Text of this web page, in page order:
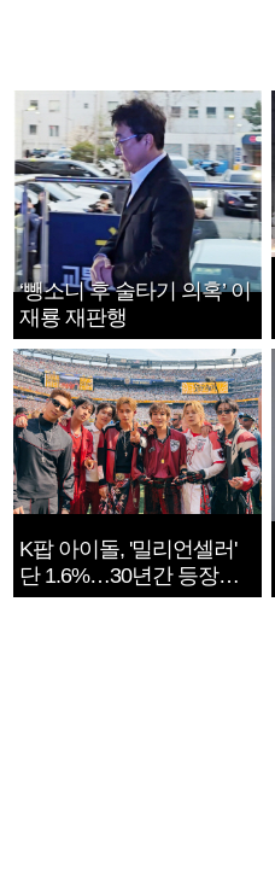
‘뺑소니 후 술타기 의혹’ 이
재룡 재판행
K팝 아이돌, '밀리언셀러'
단 1.6%…30년간 등장
1182개팀 전수조사